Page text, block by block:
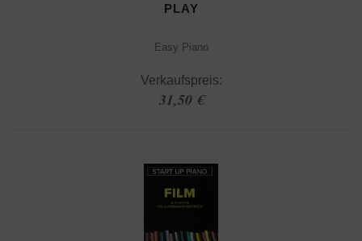
PLAY
Easy Piano
Verkaufspreis:
31,50 €